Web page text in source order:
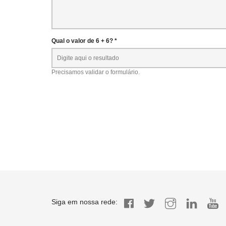
Qual o valor de 6 + 6? *
Precisamos validar o formulário.
Siga em nossa rede: